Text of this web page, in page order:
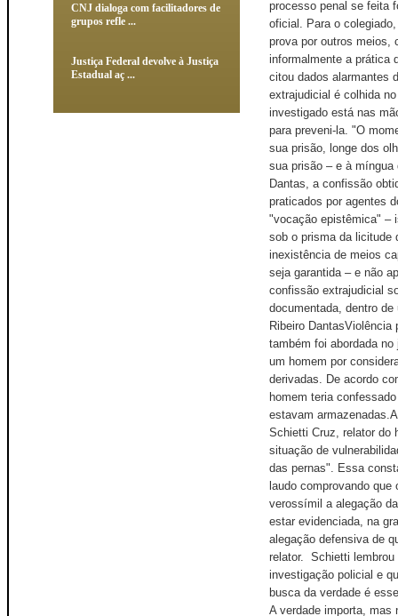
CNJ dialoga com facilitadores de
grupos refle ...
Justiça Federal devolve à Justiça
Estadual aç ...